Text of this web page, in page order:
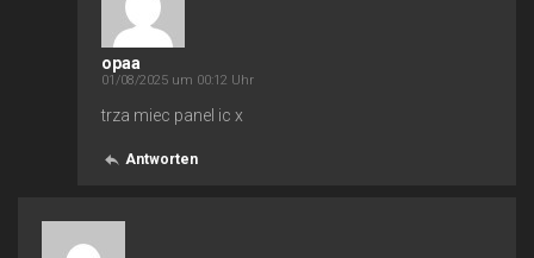
opaa
01/08/2025 um 00:12 Uhr
trza miec panel ic x
Antworten